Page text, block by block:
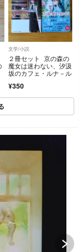
文学/小説
２冊セット 京の森の
魔女は迷わない、汐汲
坂のカフェ・ルナ－ル
¥350